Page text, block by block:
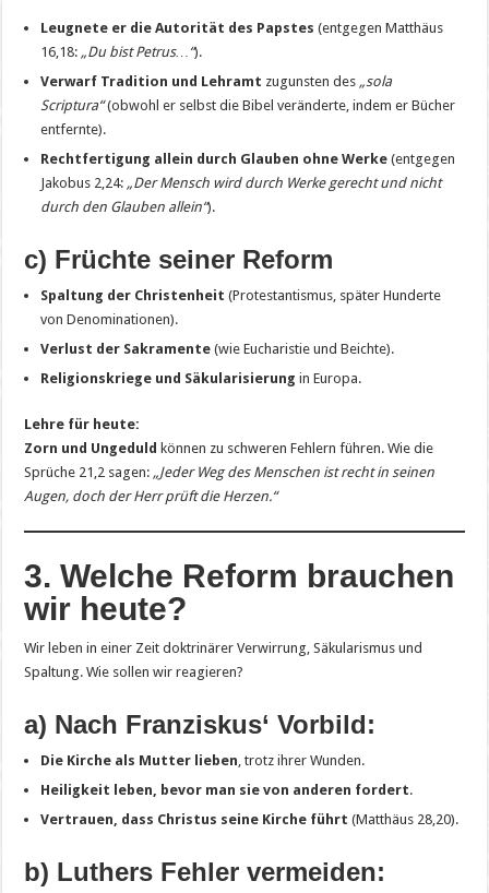
Leugnete er die Autorität des Papstes (entgegen Matthäus
16,18: „Du bist Petrus…“).
Verwarf Tradition und Lehramt zugunsten des „sola
Scriptura“(obwohl er selbst die Bibel veränderte, indem er Bücher
entfernte).
Rechtfertigung allein durch Glauben ohne Werke (entgegen
Jakobus 2,24: „Der Mensch wird durch Werke gerecht und nicht
durch den Glauben allein“).
c) Früchte seiner Reform
Spaltung der Christenheit (Protestantismus, später Hunderte
von Denominationen).
Verlust der Sakramente (wie Eucharistie und Beichte).
Religionskriege und Säkularisierung in Europa.
Lehre für heute:
Zorn und Ungeduld können zu schweren Fehlern führen. Wie die
Sprüche 21,2 sagen: „Jeder Weg des Menschen ist recht in seinen
Augen, doch der Herr prüft die Herzen.“
3. Welche Reform brauchen
wir heute?
Wir leben in einer Zeit doktrinärer Verwirrung, Säkularismus und
Spaltung. Wie sollen wir reagieren?
a) Nach Franziskus‘ Vorbild:
Die Kirche als Mutter lieben, trotz ihrer Wunden.
Heiligkeit leben, bevor man sie von anderen fordert.
Vertrauen, dass Christus seine Kirche führt (Matthäus 28,20).
b) Luthers Fehler vermeiden: